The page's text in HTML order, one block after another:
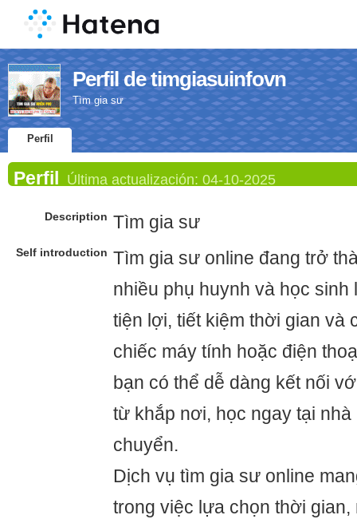
Perfil de timgiasuinfovn
Tìm gia sư
Perfil
Perfil Última actualización: 04-10-2025
Description Tìm gia sư
Self introduction Tìm gia sư online đang trở
nhiều phụ huynh và học
tiện lợi, tiết kiệm thời gian và
chiếc máy tính hoặc điện
bạn có thể dễ dàng kết nối
từ khắp nơi, học ngay tại
chuyển.
Dịch vụ tìm gia sư online
trong việc lựa chọn thời gian,